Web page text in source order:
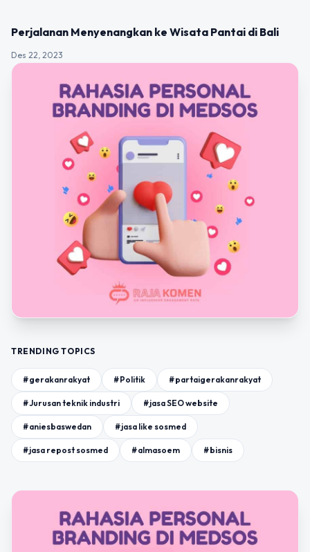
Perjalanan Menyenangkan ke Wisata Pantai di Bali
Des 22, 2023
TRENDING TOPICS
#gerakanrakyat #Politik #partaigerakanrakyat
#Jurusan teknik industri #jasa SEO website
#aniesbaswedan #jasa like sosmed
#jasa repost sosmed #almasoem #bisnis